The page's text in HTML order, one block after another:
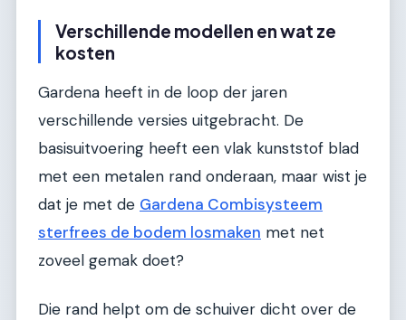
Verschillende modellen en wat ze
kosten
Gardena heeft in de loop der jaren
verschillende versies uitgebracht. De
basisuitvoering heeft een vlak kunststof blad
met een metalen rand onderaan, maar wist je
dat je met de Gardena Combisysteem
sterfrees de bodem losmaken met net
zoveel gemak doet?
Die rand helpt om de schuiver dicht over de